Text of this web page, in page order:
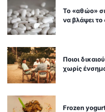
Το «αθώο»
να βλάψει
Ποιοι
χωρίς
Frozen